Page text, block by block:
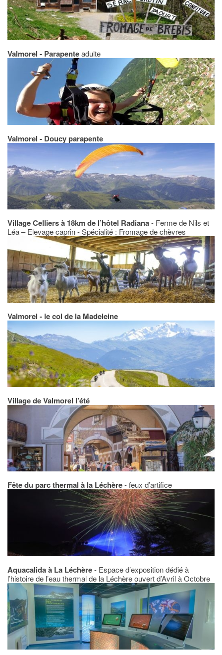
Valmorel - Parapenteadulte
Valmorel - Doucy parapente
Village Celliers à 18km de l’hôtel Radiana- Ferme de Nils et
Léa – Elevage caprin - Spécialité : Fromage de chèvres
Valmorel - le col de la Madeleine
Village de Valmorel l’été
Fête du parc thermal à la Léchère- feux d’artifice
Aquacalida à La Léchère- Espace d’exposition dédié à
l’histoire de l’eau thermal de la Léchère ouvert d’Avril à Octobre